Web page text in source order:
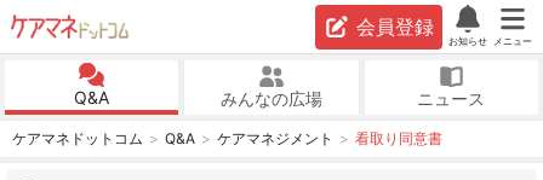
会員登録
お知らせ メニュー
Q&A みんなの広場 ニュース
ケアマネドットコム Q&A ケアマネジメント 看取り同意書